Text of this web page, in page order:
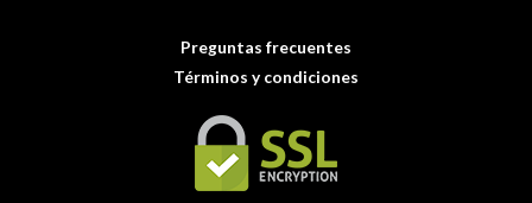
Preguntas frecuentes
Términos y condiciones